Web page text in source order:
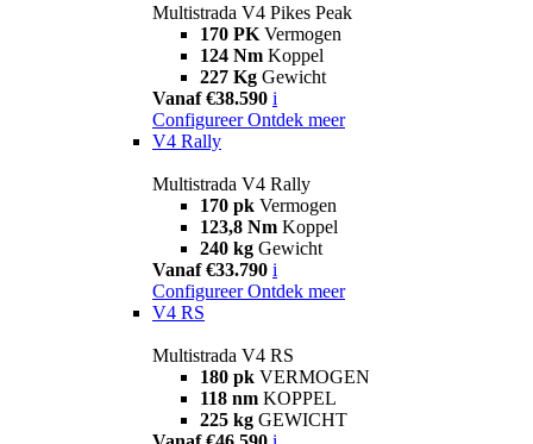
Multistrada V4 Pikes Peak
170 PK Vermogen
124 Nm Koppel
227 Kg Gewicht
Vanaf €38.590 i
Configureer Ontdek meer
V4 Rally
Multistrada V4 Rally
170 pk Vermogen
123,8 Nm Koppel
240 kg Gewicht
Vanaf €33.790 i
Configureer Ontdek meer
V4 RS
Multistrada V4 RS
180 pk VERMOGEN
118 nm KOPPEL
225 kg GEWICHT